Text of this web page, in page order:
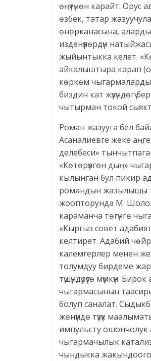
өңүтүнөн карайт.
өзбек, татар
өнөрканасына,
изденүүлөрдүн
жыйынтыкка келет.
айкалыштыра карап
көркөм
биздин кат жүзүндөгү
чытырман токой
Роман жазууга бел
Асаналиевге жеке
делебеси»
«Көтөрүлгөн дың»
кылынган бул пикир
романдын жазылышы
жоопторунда М.
караманча төгүнгө
«Кыргыз совет
келтирет. Адабий
калемгерлер менен
толумдуу бирдеме
түшүндүрүүгө мүмкүн.
чыгармасынын таасири
болуп саналат.
жөнүндө түзүк
импульсту ошончолук
чыгармачылык
чындыкка жакындоого